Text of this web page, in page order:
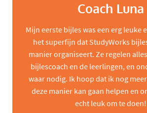
Coach Luna
Mijn eerste bijles was een erg leuke
het superfijn dat StudyWorks
manier organiseert. Ze regelen
bijlescoach en de leerlingen, en
waar nodig. Ik hoop dat ik nog
deze manier kan gaan helpen en
echt leuk om te doen!